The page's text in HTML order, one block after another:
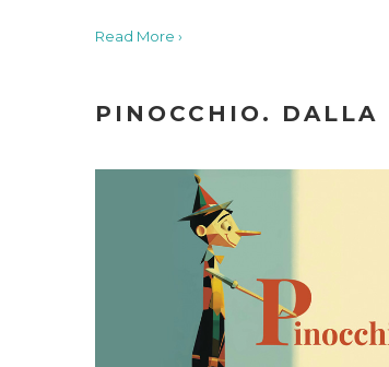
Read More ›
PINOCCHIO. DALLA